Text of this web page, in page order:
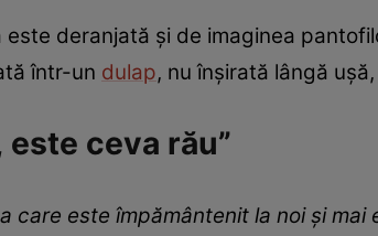
este deranjată și de imaginea
într-un dulap, nu înșirată lângă
este ceva rău”
care este împământenit la noi și